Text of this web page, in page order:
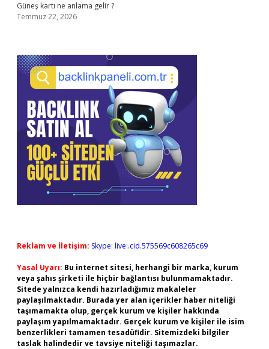
Güneş kartı ne anlama gelir ?
Temmuz 22, 2026
Reklam ve İletişim: Skype: live:.cid.575569c608265c69
Yasal Uyarı: Bu internet sitesi, herhangi bir marka, kurum
veya şahıs şirketi ile hiçbir bağlantısı bulunmamaktadır.
Sitede yalnızca kendi hazırladığımız makaleler
paylaşılmaktadır. Burada yer alan içerikler haber niteliği
taşımamakta olup, gerçek kurum ve kişiler hakkında
paylaşım yapılmamaktadır. Gerçek kurum ve kişiler ile isim
benzerlikleri tamamen tesadüfidir. Sitemizdeki bilgiler
taslak halindedir ve tavsiye niteliği taşımazlar.